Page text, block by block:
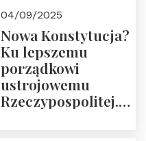
04/09/2025
Nowa Konstytucja?
Ku lepszemu
porządkowi
ustrojowemu
Rzeczypospolitej.